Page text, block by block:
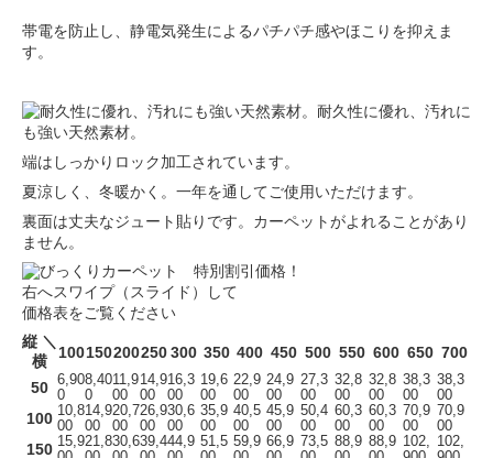
帯電を防止し、静電気発生によるパチパチ感やほこりを抑えま
す。
耐久性に優れ、汚れに
も強い天然素材。
端はしっかりロック加工されています。
夏涼しく、冬暖かく。一年を通してご使用いただけます。
裏面は丈夫なジュート貼りです。カーペットがよれることがあり
ません。
右へスワイプ（スライド）して
価格表をご覧ください
縦 ＼
横
100150200250 300 350 400 450 500 550 600 650 700
50 6,90
0
8,40
0
11,9
00
14,9
00
16,3
00
19,6
00
22,9
00
24,9
00
27,3
00
32,8
00
32,8
00
38,3
00
38,3
00
100 10,8
00
14,9
00
20,7
00
26,9
00
30,6
00
35,9
00
40,5
00
45,9
00
50,4
00
60,3
00
60,3
00
70,9
00
70,9
00
150 15,921,830,639,444,9 51,5 59,9 66,9 73,5 88,9 88,9 102, 102,